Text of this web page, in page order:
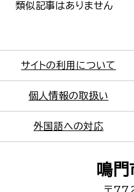
類似記事はありません
サイトの利用について
個人情報の取扱い
外国語への対応
鳴門
〒